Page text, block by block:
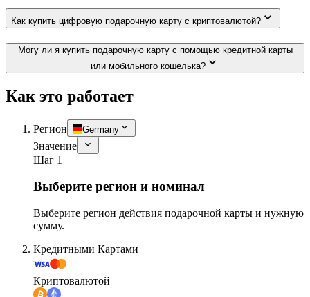
Как купить цифровую подарочную карту с криптовалютой?
Могу ли я купить подарочную карту с помощью кредитной карты
или мобильного кошелька?
Как это работает
Регион Germany
Значение
Шаг 1
Выберите регион и номинал
Выберите регион действия подарочной карты и нужную
сумму.
Кредитными Картами
Криптовалютой